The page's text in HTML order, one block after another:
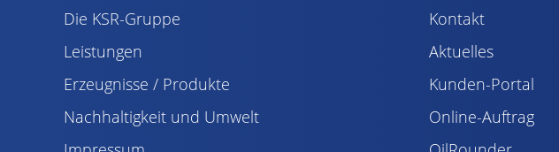
Die KSR-Gruppe
Leistungen
Erzeugnisse / Produkte
Nachhaltigkeit und Umwelt
Kontakt
Aktuelles
Kunden-Portal
Online-Auftrag